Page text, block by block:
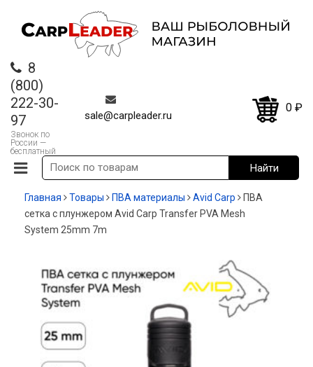
8
(800)
222-30-
97
Звонок по
России —
бесплатный
sale@carpleader.ru
0 ₽
Главная Товары ПВА материалы Avid Carp
ПВА
сетка с плунжером Avid Carp Transfer PVA Mesh
System 25mm 7m